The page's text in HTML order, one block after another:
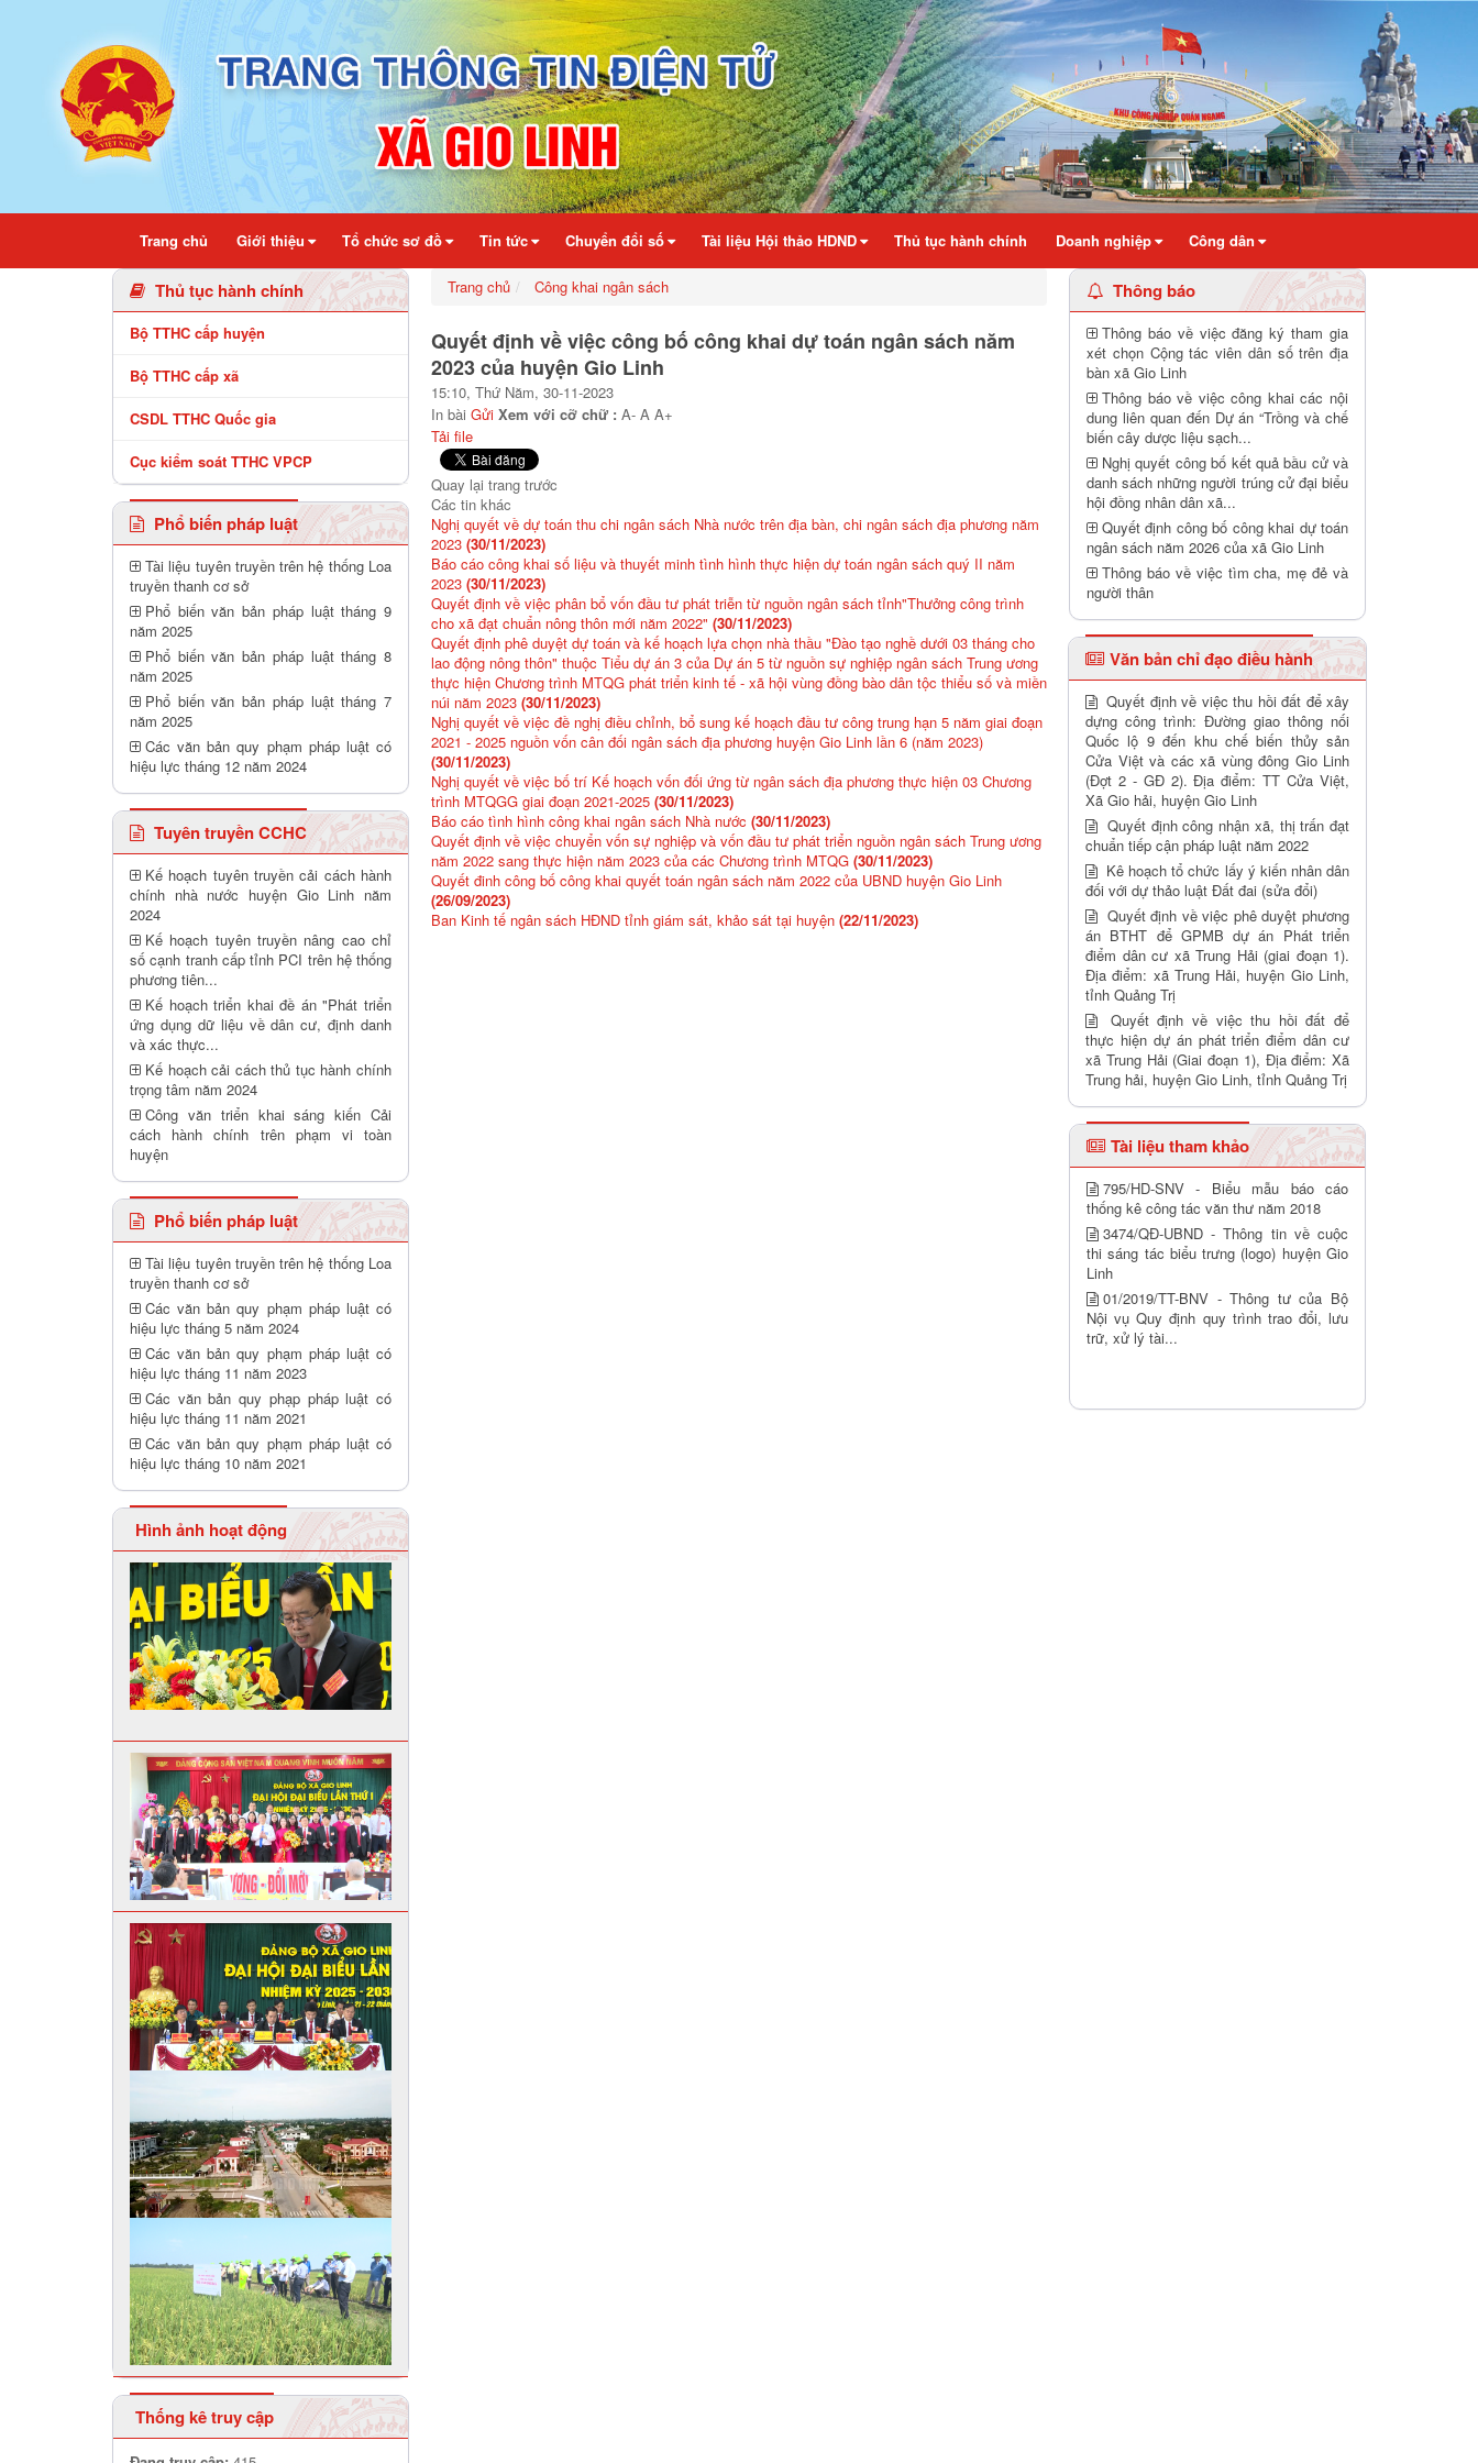
Chi tiết bài viết - Xã Gio Linh
Trang chủ Giới thiệu Tổ chức sơ đồ Tin tức Chuyển đổi số Tài liệu Hội thảo HDND Thủ tục hành chính Doanh nghiệp Công dân
Thủ tục hành chính
Bộ TTHC cấp huyện
Bộ TTHC cấp xã
CSDL TTHC Quốc gia
Cục kiểm soát TTHC VPCP
Phổ biến pháp luật
Tài liệu tuyên truyền trên hệ thống Loa
truyền thanh cơ sở
Phổ biến văn bản pháp luật tháng 9
năm 2025
Phổ biến văn bản pháp luật tháng 8
năm 2025
Phổ biến văn bản pháp luật tháng 7
năm 2025
Các văn bản quy phạm pháp luật có
hiệu lực tháng 12 năm 2024
Tuyên truyền CCHC
Kế hoạch tuyên truyền cải cách hành
chính nhà nước huyện Gio Linh năm
2024
Kế hoạch tuyên truyền nâng cao chỉ
số cạnh tranh cấp tỉnh PCI trên hệ thống
phương tiên...
Kế hoạch triển khai đề án "Phát triển
ứng dụng dữ liệu về dân cư, định danh
và xác thực...
Kế hoạch cải cách thủ tục hành chính
trọng tâm năm 2024
Công văn triển khai sáng kiến Cải
cách hành chính trên phạm vi toàn
huyện
Phổ biến pháp luật
Tài liệu tuyên truyền trên hệ thống Loa
truyền thanh cơ sở
Các văn bản quy phạm pháp luật có
hiệu lực tháng 5 năm 2024
Các văn bản quy phạm pháp luật có
hiệu lực tháng 11 năm 2023
Các văn bản quy phạp pháp luật có
hiệu lực tháng 11 năm 2021
Các văn bản quy phạm pháp luật có
hiệu lực tháng 10 năm 2021
Hình ảnh hoạt động
Thống kê truy cập
Trang chủ Công khai ngân sách
Quyết định về việc công bố công khai dự toán ngân sách năm
2023 của huyện Gio Linh
15:10, Thứ Năm, 30-11-2023
In bài Gửi Xem với cỡ chữ : A- A A+
Tải file
Quay lại trang trước
Các tin khác
Nghị quyết về dự toán thu chi ngân sách Nhà nước trên địa bàn, chi ngân sách địa phương năm
2023 (30/11/2023)
Báo cáo công khai số liệu và thuyết minh tình hình thực hiện dự toán ngân sách quý II năm
2023 (30/11/2023)
Quyết định về việc phân bổ vốn đầu tư phát triễn từ nguồn ngân sách tỉnh"Thưởng công trình
cho xã đạt chuẩn nông thôn mới năm 2022" (30/11/2023)
Quyết định phê duyệt dự toán và kế hoạch lựa chọn nhà thầu "Đào tạo nghề dưới 03 tháng cho
lao động nông thôn" thuộc Tiểu dự án 3 của Dự án 5 từ nguồn sự nghiệp ngân sách Trung ương
thực hiện Chương trình MTQG phát triển kinh tế - xã hội vùng đồng bào dân tộc thiểu số và miền
núi năm 2023 (30/11/2023)
Nghị quyết về việc đề nghị điều chỉnh, bổ sung kế hoạch đầu tư công trung hạn 5 năm giai đoạn
2021 - 2025 nguồn vốn cân đối ngân sách địa phương huyện Gio Linh lần 6 (năm 2023)
(30/11/2023)
Nghị quyết về việc bố trí Kế hoạch vốn đối ứng từ ngân sách địa phương thực hiện 03 Chương
trình MTQGG giai đoạn 2021-2025 (30/11/2023)
Báo cáo tình hình công khai ngân sách Nhà nước (30/11/2023)
Quyết định về việc chuyển vốn sự nghiệp và vốn đầu tư phát triển nguồn ngân sách Trung ương
năm 2022 sang thực hiện năm 2023 của các Chương trình MTQG (30/11/2023)
Quyết đinh công bố công khai quyết toán ngân sách năm 2022 của UBND huyện Gio Linh
(26/09/2023)
Ban Kinh tế ngân sách HĐND tỉnh giám sát, khảo sát tại huyện (22/11/2023)
Thông báo
Thông báo về việc đăng ký tham gia
xét chọn Cộng tác viên dân số trên địa
bàn xã Gio Linh
Thông báo về việc công khai các nội
dung liên quan đến Dự án “Trồng và chế
biến cây dược liệu sạch...
Nghị quyết công bố kết quả bầu cử và
danh sách những người trúng cử đại biểu
hội đồng nhân dân xã...
Quyết định công bố công khai dự toán
ngân sách năm 2026 của xã Gio Linh
Thông báo về việc tìm cha, mẹ đẻ và
người thân
Văn bản chỉ đạo điều hành
Quyết định về việc thu hồi đất để xây
dựng công trình: Đường giao thông nối
Quốc lộ 9 đến khu chế biến thủy sản
Cửa Việt và các xã vùng đông Gio Linh
(Đợt 2 - GĐ 2). Địa điểm: TT Cửa Việt,
Xã Gio hải, huyện Gio Linh
Quyết định công nhận xã, thị trấn đạt
chuẩn tiếp cận pháp luật năm 2022
Kê hoạch tổ chức lấy ý kiến nhân dân
đối với dự thảo luật Đất đai (sửa đổi)
Quyết định về việc phê duyệt phương
án BTHT để GPMB dự án Phát triển
điểm dân cư xã Trung Hải (giai đoạn 1).
Địa điểm: xã Trung Hải, huyện Gio Linh,
tỉnh Quảng Trị
Quyết định về việc thu hồi đất để
thực hiện dự án phát triển điểm dân cư
xã Trung Hải (Giai đoạn 1), Địa điểm: Xã
Trung hải, huyện Gio Linh, tỉnh Quảng Trị
Tài liệu tham khảo
795/HD-SNV - Biểu mẫu báo cáo
thống kê công tác văn thư năm 2018
3474/QĐ-UBND - Thông tin về cuộc
thi sáng tác biểu trưng (logo) huyện Gio
Linh
01/2019/TT-BNV - Thông tư của Bộ
Nội vụ Quy định quy trình trao đổi, lưu
trữ, xử lý tài...